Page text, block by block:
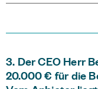
3. Der CEO Herr
20.000 € für die